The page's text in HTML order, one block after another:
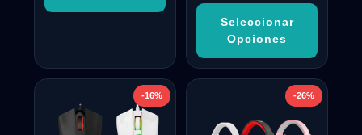
Seleccionar
Opciones
-16% -26%